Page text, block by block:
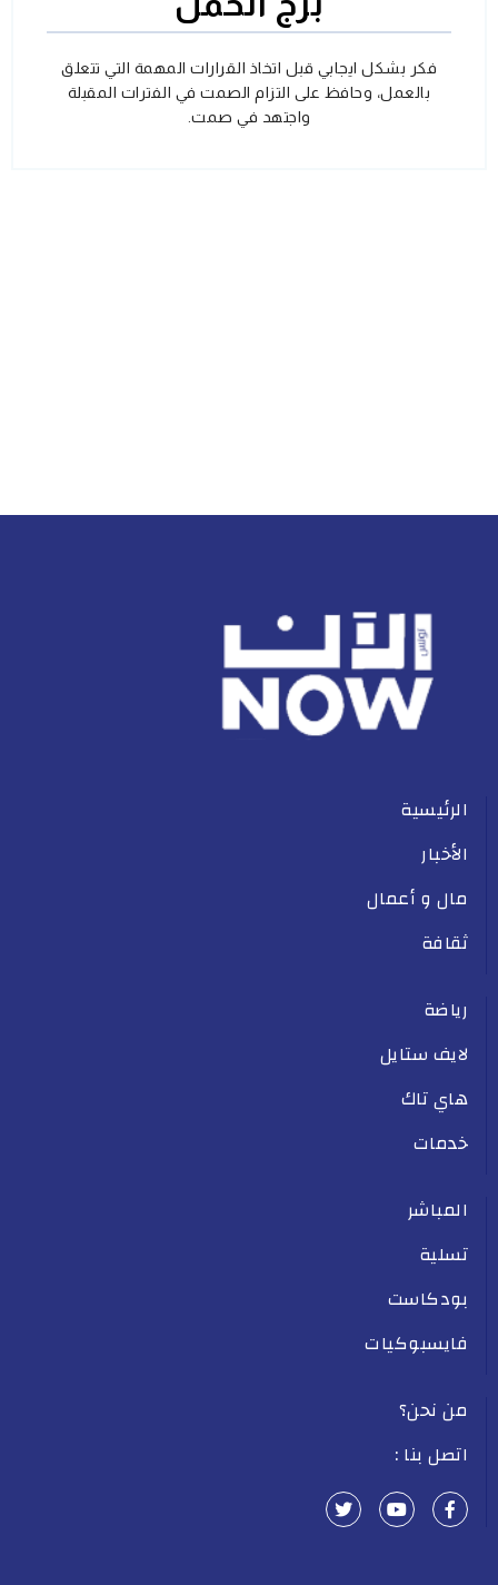
فكر بشكل ايجابي قبل اتخاذ القرارات المهمة التي تتعلق
بالعمل، وحافظ على التزام الصمت في الفترات المقبلة
واجتهد في صمت.
الرئيسية
الأخبار
مال و أعمال
ثقافة
رياضة
لايف ستايل
هاي تاك
خدمات
المباشر
تسلية
بودكاست
فايسبوكيات
من نحن؟
اتصل بنا :